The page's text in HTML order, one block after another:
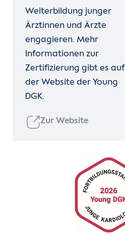
Weiterbildung junger
Ärztinnen und Ärzte
engagieren. Mehr
Informationen zur
Zertifizierung gibt es auf
der Website der Young
DGK.
Zur Website